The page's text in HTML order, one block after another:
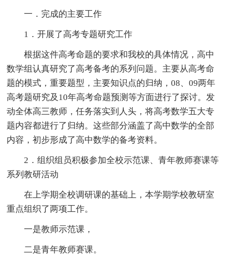
一．完成的主要工作
1．开展了高考专题研究工作
根据这件高考命题的要求和我校的具体情况，高中
数学组认真研究了高考备考的系列问题。主要从高考命
题的模式，重要题型，主要知识点的归纳，08、09两年
高考题研究及10年高考命题预测等方面进行了探讨。发
动全体高三教师，任务落实到人头，将高考数学五大专
题内容都进行了归纳。这些部分涵盖了高中数学的全部
内容，初步形成了高中数学的备考资料。
2．组织组员积极参加全校示范课、青年教师赛课等
系列教研活动
在上学期全校调研课的基础上，本学期学校教研室
重点组织了两项工作。
一是教师示范课，
二是青年教师赛课。